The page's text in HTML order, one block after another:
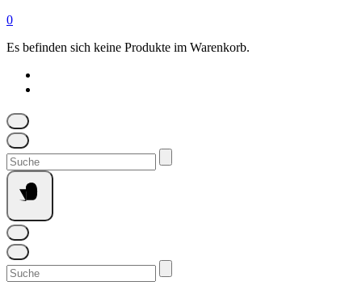
0
Es befinden sich keine Produkte im Warenkorb.
Suchen
nach:
Suchen
nach: